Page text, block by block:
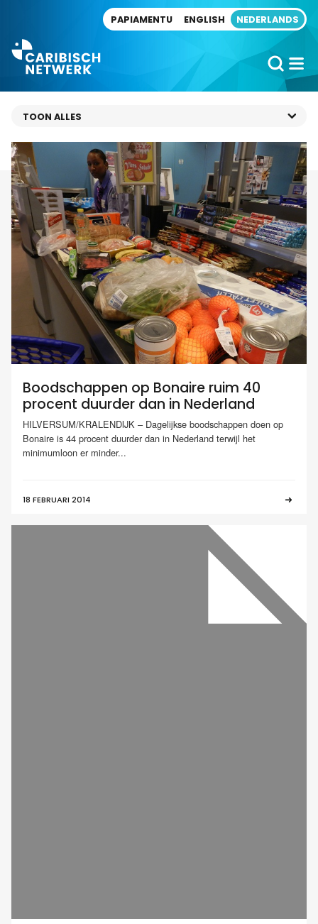
PAPIAMENTU ENGLISH NEDERLANDS
Boodschappen op Bonaire ruim 40
procent duurder dan in Nederland
HILVERSUM/KRALENDIJK – Dagelijkse boodschappen doen op
Bonaire is 44 procent duurder dan in Nederland terwijl het
minimumloon er minder...
18 FEBRUARI 2014